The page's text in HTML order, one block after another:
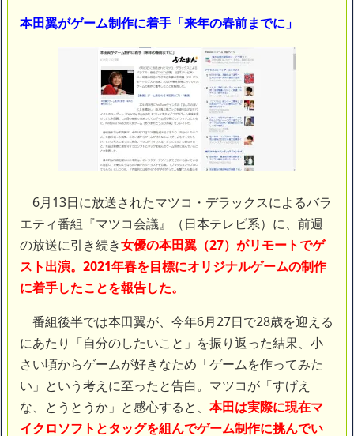
【衝撃】川口被告(19)に無期懲役 江別大学生殺人事件、19歳で
取り返しのつかない代償を背負うことに NEW!
【朗報】真夏のピーク、去るNEW!
【画像】 この佳子さまのボディライン、流石にエチエチすぎや
【衝撃】 大阪府警、ミナミの“ベトナムビル”を家宅捜索した結
NEW!
【疑問】スポーツ漫画で退部する奴が「俺たちは楽しくやりたか
ったんだよ」って言い出す理由ｗｗｗｗｗNEW!
「インコを見せてあげる」→チ○コを見せてわいせつな行為をし
NEW!
少女がAVデビュ－ｗwwww
【画像】彼女「ねー、今日のデートこれで行っていー？」ﾊﾟｼｬ
広末涼子さん、正気に戻ってしまい絶望する・・・「アカン、キ
ャリアがすべて終わった」
【配信者】「金バエ」のSNS更新が1週間途絶え、様々な憶測が
飛び交う。1週間ぶりの投稿でも一人称が「ボキ」ではなく「俺」と
かつてはSONYのパソコンだった「VAIO」家電量販店のノジマに
買収されてしまう
ハードオフに売っていた4万4000円のフィギュアがヤバすぎるｗ
ｗｗｗｗｗ「こんな高いの？ｗｗ」「逆に超安い」
【閲覧注意】俺が近くにいると機械が壊れるんだけどさ
私は6年間「子無し既婚女性」で人から様々なことを言われてき
たけど子無しの原因は親の教えのせいかもしれません
本田翼がゲーム制作に着手「来年の春前までに」
6月13日に放送されたマツコ・デラックスによるバラ
エティ番組『マツコ会議』（日本テレビ系）に、前週
の放送に引き続き女優の本田翼（27）がリモートでゲ
スト出演。2021年春を目標にオリジナルゲームの制作
に着手したことを報告した。
番組後半では本田翼が、今年6月27日で28歳を迎える
にあたり「自分のしたいこと」を振り返った結果、小
さい頃からゲームが好きなため「ゲームを作ってみた
い」という考えに至ったと告白。マツコが「すげえ
な、とうとうか」と感心すると、 本田は実際に現在マ
イクロソフトとタッグを組んでゲーム制作に挑んでい